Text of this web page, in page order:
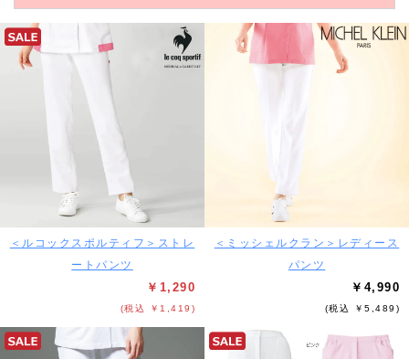
＜ルコックスポルティフ＞ストレ
ートパンツ
￥1,290
(税込 ￥1,419)
＜ミッシェルクラン＞レディース
パンツ
￥4,990
(税込 ￥5,489)